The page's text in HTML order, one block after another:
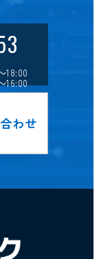
18:00
16:00
わせ